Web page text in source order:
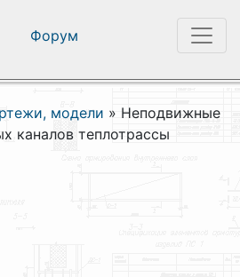
Форум
модели » Неподвижные
каналов теплотрассы